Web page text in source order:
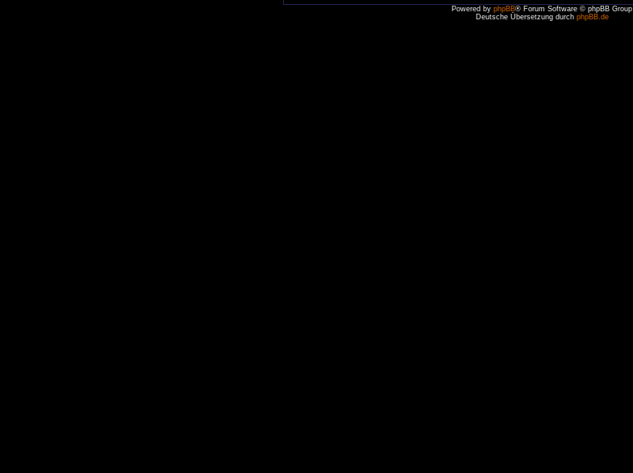
Powered by phpBB® Forum Software © phpBB Group
Deutsche Übersetzung durch phpBB.de